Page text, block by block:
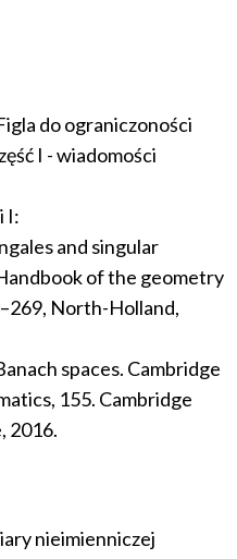
do ograniczoności
I - wiadomości
I:
and singular
of the geometry
North-Holland,
spaces. Cambridge
155. Cambridge
2016.
nieimienniczej